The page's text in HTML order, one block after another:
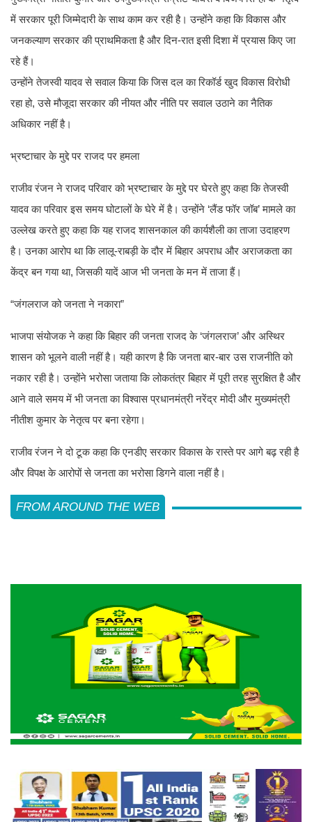
में सरकार पूरी जिम्मेदारी के साथ काम कर रही है। उन्होंने कहा कि विकास और
जनकल्याण सरकार की प्राथमिकता है और दिन-रात इसी दिशा में प्रयास किए जा
रहे हैं।
उन्होंने तेजस्वी यादव से सवाल किया कि जिस दल का रिकॉर्ड खुद विकास विरोधी
रहा हो, उसे मौजूदा सरकार की नीयत और नीति पर सवाल उठाने का नैतिक
अधिकार नहीं है।
भ्रष्टाचार के मुद्दे पर राजद पर हमला
राजीव रंजन ने राजद परिवार को भ्रष्टाचार के मुद्दे पर घेरते हुए कहा कि तेजस्वी
यादव का परिवार इस समय घोटालों के घेरे में है। उन्होंने ‘लैंड फॉर जॉब’ मामले का
उल्लेख करते हुए कहा कि यह राजद शासनकाल की कार्यशैली का ताजा उदाहरण
है। उनका आरोप था कि लालू-राबड़ी के दौर में बिहार अपराध और अराजकता का
केंद्र बन गया था, जिसकी यादें आज भी जनता के मन में ताजा हैं।
“जंगलराज को जनता ने नकारा”
भाजपा संयोजक ने कहा कि बिहार की जनता राजद के ‘जंगलराज’ और अस्थिर
शासन को भूलने वाली नहीं है। यही कारण है कि जनता बार-बार उस राजनीति को
नकार रही है। उन्होंने भरोसा जताया कि लोकतंत्र बिहार में पूरी तरह सुरक्षित है और
आने वाले समय में भी जनता का विश्वास प्रधानमंत्री नरेंद्र मोदी और मुख्यमंत्री
नीतीश कुमार के नेतृत्व पर बना रहेगा।
राजीव रंजन ने दो टूक कहा कि एनडीए सरकार विकास के रास्ते पर आगे बढ़ रही है
और विपक्ष के आरोपों से जनता का भरोसा डिगने वाला नहीं है।
FROM AROUND THE WEB